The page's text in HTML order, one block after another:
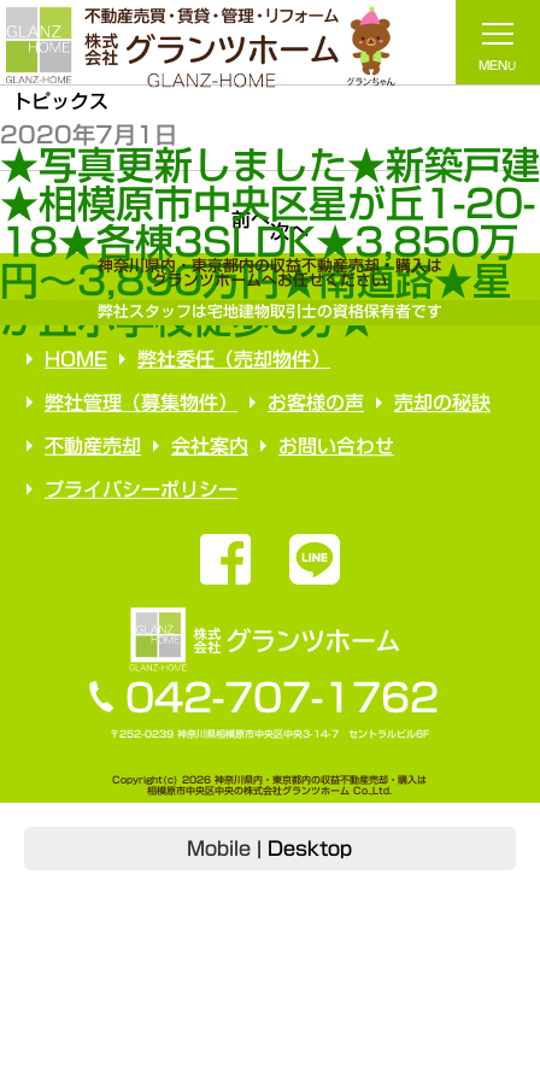
トピックス
2020年7月1日
★写真更新しました★新築戸建
★相模原市中央区星が丘1-20-
18★各棟3SLDK★3,850万
円～3,890万円★南道路★星
が丘小学校徒歩3分★
前へ
次へ
神奈川県内・東京都内の収益不動産売却・購入は
グランツホームへお任せください
弊社スタッフは宅地建物取引士の資格保有者です
HOME 弊社委任（売却物件）
弊社管理（募集物件） お客様の声 売却の秘訣
不動産売却 会社案内 お問い合わせ
プライバシーポリシー
042-707-1762
〒252-0239 神奈川県相模原市中央区中央3-14-7 セントラルビル6F
Copyright(c) 2026 神奈川県内・東京都内の収益不動産売却・購入は
相模原市中央区中央の株式会社グランツホーム Co.,Ltd.
Mobile Desktop